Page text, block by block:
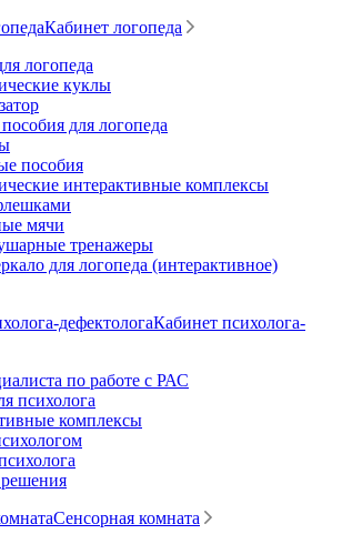
Кабинет логопеда
логопеда
куклы
для логопеда
пособия
интерактивные комплексы
мячи
тренажеры
для логопеда (интерактивное)
Кабинет психолога-
по работе с РАС
психолога
комплексы
Сенсорная комната